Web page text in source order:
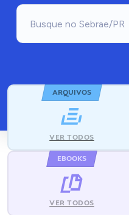
ARQUIVOS
VER TODOS
EBOOKS
VER TODOS